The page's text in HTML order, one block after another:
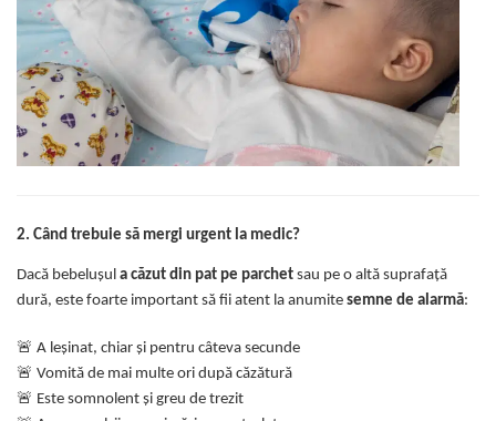
2. Când trebuie să mergi urgent la medic?
Dacă bebelușul a căzut din pat pe parchet sau pe o altă suprafață
dură, este foarte important să fii atent la anumite semne de alarmă:
🚨 A leșinat, chiar și pentru câteva secunde
🚨 Vomită de mai multe ori după căzătură
🚨 Este somnolent și greu de trezit